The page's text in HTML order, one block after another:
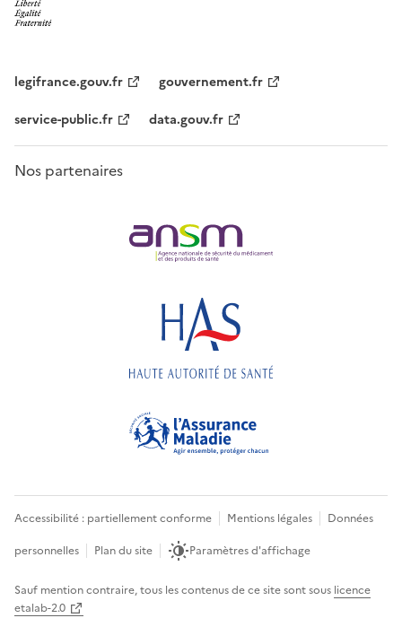
legifrance.gouv.fr
gouvernement.fr
service-public.fr
data.gouv.fr
Nos partenaires
Accessibilité : partiellement conforme Mentions légales
Données
personnelles
Plan du site Paramètres d'affichage
Sauf mention contraire, tous les contenus de ce site sont sous licence
etalab-2.0